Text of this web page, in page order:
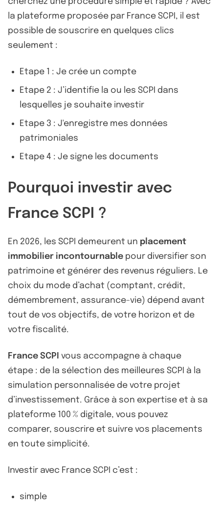
la plateforme proposée par France SCPI, il est
possible de souscrire en quelques clics
seulement :
Etape 1 : Je crée un compte
Etape 2 : J’identifie la ou les SCPI dans
lesquelles je souhaite investir
Etape 3 : J'enregistre mes données
patrimoniales
Etape 4 : Je signe les documents
Pourquoi investir avec
France SCPI ?
En 2026, les SCPI demeurent un placement
immobilier incontournable pour diversifier son
patrimoine et générer des revenus réguliers. Le
choix du mode d’achat (comptant, crédit,
démembrement, assurance-vie) dépend avant
tout de vos objectifs, de votre horizon et de
votre fiscalité.
France SCPI vous accompagne à chaque
étape : de la sélection des meilleures SCPI à la
simulation personnalisée de votre projet
d’investissement. Grâce à son expertise et à sa
plateforme 100 % digitale, vous pouvez
comparer, souscrire et suivre vos placements
en toute simplicité.
Investir avec France SCPI c’est :
simple